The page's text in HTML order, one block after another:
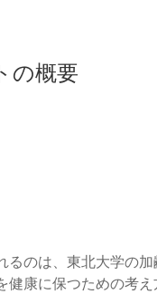
の概要
るのは、東北大学の
健康に保つための考